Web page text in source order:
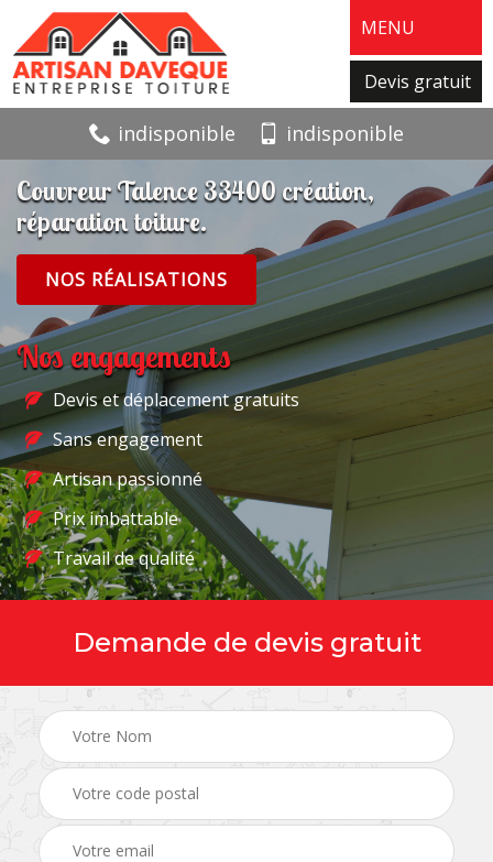
MENU
Devis gratuit
indisponible indisponible
Couvreur Talence 33400 création,
réparation toiture.
NOS RÉALISATIONS
Nos engagements
Devis et déplacement gratuits
Sans engagement
Artisan passionné
Prix imbattable
Travail de qualité
Demande de devis gratuit